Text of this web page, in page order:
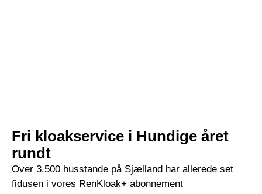
Fri kloakservice i Hundige året
rundt
Over 3.500 husstande på Sjælland har allerede set
fidusen i vores RenKloak+ abonnement